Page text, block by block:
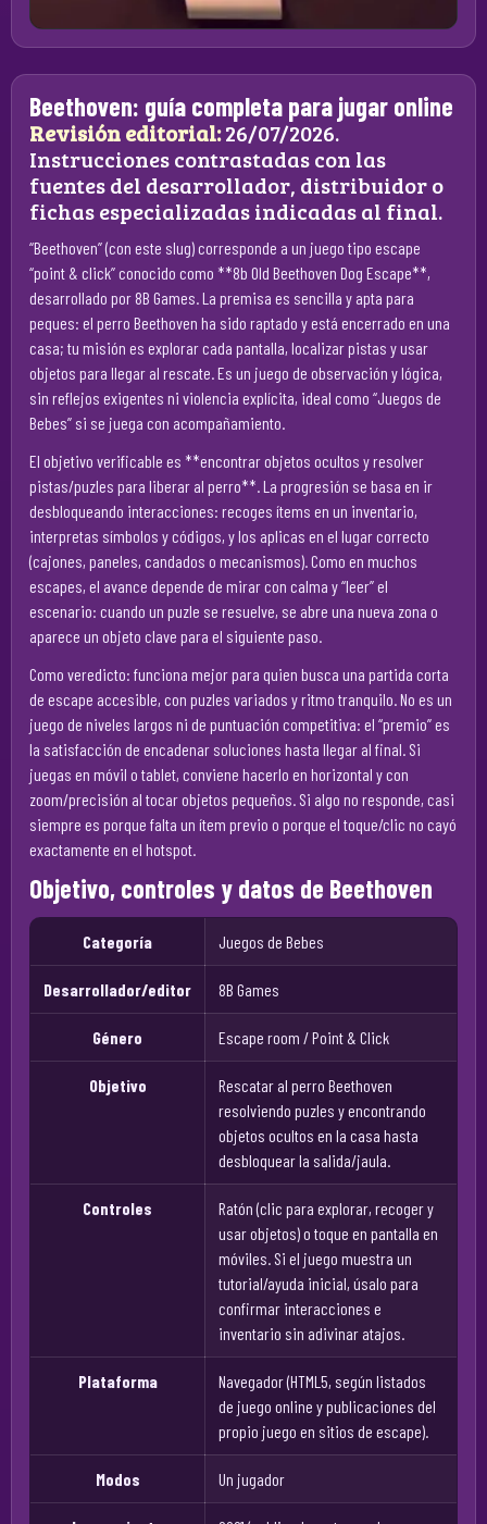
Beethoven: guía completa para jugar online
Revisión editorial:26/07/2026.
Instrucciones contrastadas con las
fuentes del desarrollador, distribuidor o
fichas especializadas indicadas al final.
“Beethoven” (con este slug) corresponde a un juego tipo escape
“point & click” conocido como **8b Old Beethoven Dog Escape**,
desarrollado por 8B Games. La premisa es sencilla y apta para
peques: el perro Beethoven ha sido raptado y está encerrado en una
casa; tu misión es explorar cada pantalla, localizar pistas y usar
objetos para llegar al rescate. Es un juego de observación y lógica,
sin reflejos exigentes ni violencia explícita, ideal como “Juegos de
Bebes” si se juega con acompañamiento.
El objetivo verificable es **encontrar objetos ocultos y resolver
pistas/puzles para liberar al perro**. La progresión se basa en ir
desbloqueando interacciones: recoges ítems en un inventario,
interpretas símbolos y códigos, y los aplicas en el lugar correcto
(cajones, paneles, candados o mecanismos). Como en muchos
escapes, el avance depende de mirar con calma y “leer” el
escenario: cuando un puzle se resuelve, se abre una nueva zona o
aparece un objeto clave para el siguiente paso.
Como veredicto: funciona mejor para quien busca una partida corta
de escape accesible, con puzles variados y ritmo tranquilo. No es un
juego de niveles largos ni de puntuación competitiva: el “premio” es
la satisfacción de encadenar soluciones hasta llegar al final. Si
juegas en móvil o tablet, conviene hacerlo en horizontal y con
zoom/precisión al tocar objetos pequeños. Si algo no responde, casi
siempre es porque falta un ítem previo o porque el toque/clic no cayó
exactamente en el hotspot.
Objetivo, controles y datos de Beethoven
Categoría Juegos de Bebes
Desarrollador/editor 8B Games
Género Escape room / Point & Click
Objetivo
Rescatar al perro Beethoven
resolviendo puzles y encontrando
objetos ocultos en la casa hasta
desbloquear la salida/jaula.
Controles
Ratón (clic para explorar, recoger y
usar objetos) o toque en pantalla en
móviles. Si el juego muestra un
tutorial/ayuda inicial, úsalo para
confirmar interacciones e
inventario sin adivinar atajos.
Plataforma
Navegador (HTML5, según listados
de juego online y publicaciones del
propio juego en sitios de escape).
Modos Un jugador